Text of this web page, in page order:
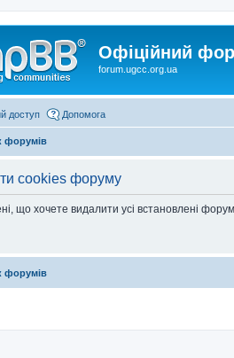
Офіційний
forum.ugcc.org.ua
доступ Допомога
форумів
cookies форуму
що хочете видалити усі встановлені
форумів